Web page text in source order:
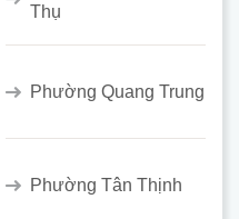
Thụ
Phường Quang Trung
Phường Tân Thịnh